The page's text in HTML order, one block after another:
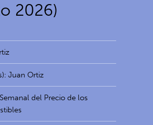
2026)
Juan Ortiz
del Precio de los